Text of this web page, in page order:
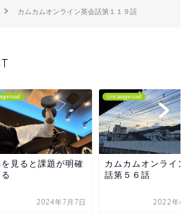
カムカムオンライン英会話第１１９話
見ると課題が明確
2024年7月7日
Uncategorized
カムカムオンライン
話第５６話
2022年6